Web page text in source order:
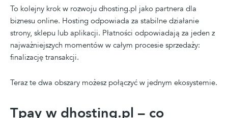
To kolejny krok w rozwoju dhosting.pl jako partnera dla
biznesu online. Hosting odpowiada za stabilne działanie
strony, sklepu lub aplikacji. Płatności odpowiadają za jeden z
najważniejszych momentów w całym procesie sprzedaży:
finalizację transakcji.
Teraz te dwa obszary możesz połączyć w jednym ekosystemie.
Tpay w dhosting.pl – co